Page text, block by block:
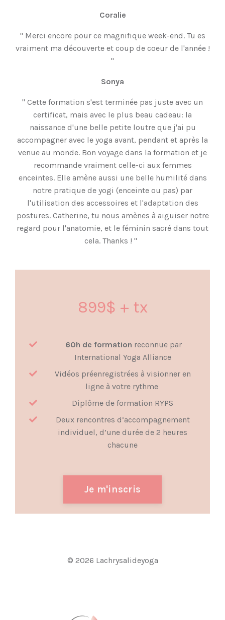
Coralie
" Merci encore pour ce magnifique week-end. Tu es
vraiment ma découverte et coup de coeur de l'année !
"
Sonya
" Cette formation s'est terminée pas juste avec un
certificat, mais avec le plus beau cadeau: la
naissance d'une belle petite loutre que j'ai pu
accompagner avec le yoga avant, pendant et après la
venue au monde. Bon voyage dans la formation et je
recommande vraiment celle-ci aux femmes
enceintes. Elle amène aussi une belle humilité dans
notre pratique de yogi (enceinte ou pas) par
l'utilisation des accessoires et l'adaptation des
postures. Catherine, tu nous amènes à aiguiser notre
regard pour l'anatomie, et le féminin sacré dans tout
cela. Thanks ! "
899$ + tx
60h de formation reconnue par
International Yoga Alliance
Vidéos préenregistrées à visionner en
ligne à votre rythme
Diplôme de formation RYPS
Deux rencontres d’accompagnement
individuel, d’une durée de 2 heures
chacune
Je m'inscris
© 2026 Lachrysalideyoga